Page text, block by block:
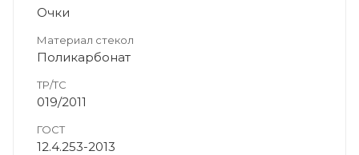
Очки
Материал стекол
Поликарбонат
ТР/ТС
019/2011
ГОСТ
12.4.253-2013